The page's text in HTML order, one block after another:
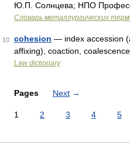
Ю.П. Солнцева; НПО
Словарь металлургических
10 cohesion — index accession
affixing), coaction,
Law dictionary
Pages Next →
1 2 3 4 5